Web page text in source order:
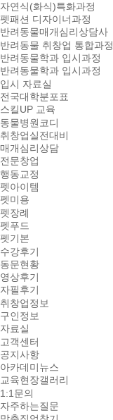
자연식(화식)특화과정
펫패션 디자이너과정
반려동물매개심리상담사
반려동물 취창업 통합과정
반려동물학과 입시과정
반려동물학과 입시과정
입시 자료실
전국대학분포표
스킬UP 교육
동물병원코디
취창업실전대비
매개심리상담
전문창업
행동교정
펫아이템
펫미용
펫장례
펫푸드
펫기본
수강후기
동문현황
영상후기
자필후기
취창업정보
구인정보
자료실
고객센터
공지사항
아카데미뉴스
교육현장갤러리
1:1문의
자주하는질문